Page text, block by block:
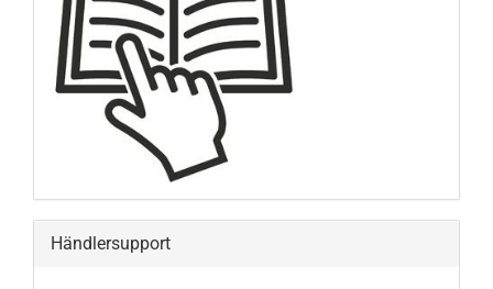
Händlersupport